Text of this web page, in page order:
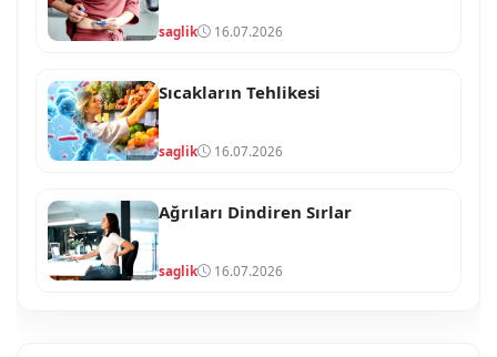
saglik 16.07.2026
Sıcakların Tehlikesi
saglik 16.07.2026
Ağrıları Dindiren Sırlar
saglik 16.07.2026